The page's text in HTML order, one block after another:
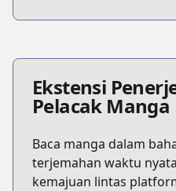
Ekstensi
Pelacak Manga
Baca manga dalam
terjemahan waktu
kemajuan lintas